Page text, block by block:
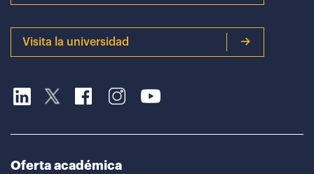
Visita la universidad
Oferta académica